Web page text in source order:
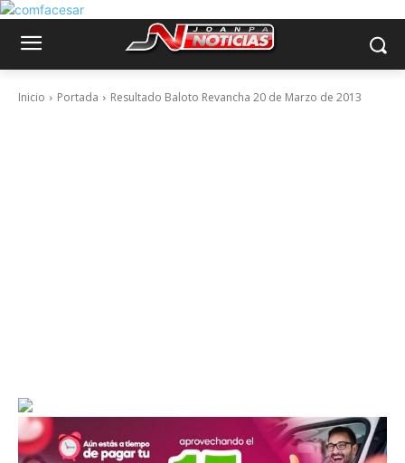
Inicio Portada Resultado Baloto Revancha 20 de Marzo de 2013